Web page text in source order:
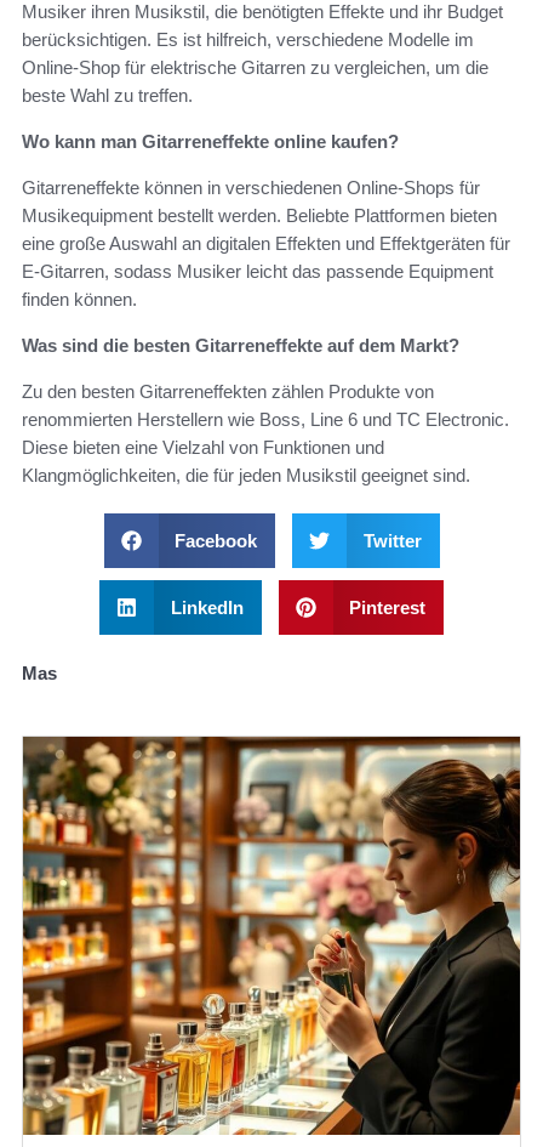
Musiker ihren Musikstil, die benötigten Effekte und ihr Budget
berücksichtigen. Es ist hilfreich, verschiedene Modelle im
Online-Shop für elektrische Gitarren zu vergleichen, um die
beste Wahl zu treffen.
Wo kann man Gitarreneffekte online kaufen?
Gitarreneffekte können in verschiedenen Online-Shops für
Musikequipment bestellt werden. Beliebte Plattformen bieten
eine große Auswahl an digitalen Effekten und Effektgeräten für
E-Gitarren, sodass Musiker leicht das passende Equipment
finden können.
Was sind die besten Gitarreneffekte auf dem Markt?
Zu den besten Gitarreneffekten zählen Produkte von
renommierten Herstellern wie Boss, Line 6 und TC Electronic.
Diese bieten eine Vielzahl von Funktionen und
Klangmöglichkeiten, die für jeden Musikstil geeignet sind.
Facebook Twitter
LinkedIn Pinterest
Mas